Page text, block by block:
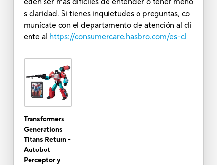
s claridad. Si tienes inquietudes o preguntas, co
munícate con el departamento de atención al cli
ente al https://consumercare.hasbro.com/es-cl
Transformers
Generations
Titans Return -
Autobot
Perceptor y